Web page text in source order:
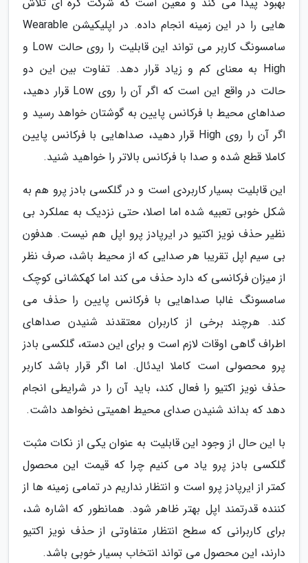
هایی را در این زمینه انجام داده. در اپلیکیشن Wearable
سامسونگ کاربر می تواند این قابلیت را روی حالت Low و
High به معنای کم و زیاد قرار دهد. تفاوت بین این دو
حالت در واقع این است که اگر آن را روی Low قرار دهید،
صداهای محیط با فرکانس پایین به گوشتان خواهد رسید و
اگر آن را روی High قرار دهید، صداهایی با فرکانس پایین
کاملا قطع شده و صدا با فرکانس بالاتر را خواهید شنید.
این قابلیت بسیار کاربردی است و در گلکسی بادز پرو هم به
شکل خوبی تعبیه شده اما اصلا، حتی نزدیک به عملکرد بی
نظیر حذف نویز اکتیو در ایرپادز پرو اپل هم نیست. هدفون
بی سیم اپل تقریبا هر صدایی که از محیط باشد، صرف نظر
از میزان فرکانسی که دارد حذف می کند اما کهکشانی کوچک
سامسونگ غالبا صداهایی با فرکانس پایین را حذف می
کند. هرچند برخی از کاربران معتقدند شنیدن صداهای
اطراف گاهی اوقات لازم است و برای این دسته، گلکسی بادز
پرو محصولی است کاملا ایدئال. اما اگر قرار باشد کاربر
حذف نویز اکتیو را فعال کند، باید آن را در شرایطی انجام
دهد که بداند شنیدن صدای محیط اهمیتی نخواهد داشت.
با این حال از وجود این قابلیت به عنوان یکی از نکات مثبت
گلکسی بادز پرو یاد می کنیم چرا که قیمت این محصول
کمتر از ایرپادز پرو است و انتظار نداریم در تمامی زمینه ها از
کننده قدرتمند اپل بهتر ظاهر شود. همانطور که اشاره شد،
برای کاربرانی که سطح انتظار متفاوتی از حذف نویز اکتیو
دارند، این محصول می تواند انتخاب بسیار خوبی باشد.